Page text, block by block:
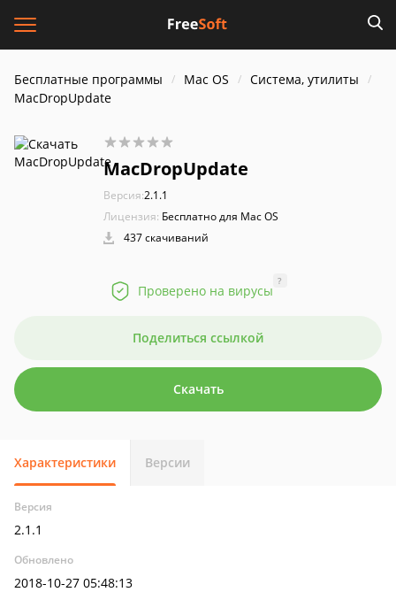
Бесплатные программы Mac OS
Система, утилиты
MacDropUpdate
MacDropUpdate
Версия:2.1.1
Лицензия: Бесплатно для Mac OS
437 скачиваний
Проверено на вирусы
?
Поделиться ссылкой
Скачать
Характеристики Версии
Версия
2.1.1
Обновлено
2018-10-27 05:48:13